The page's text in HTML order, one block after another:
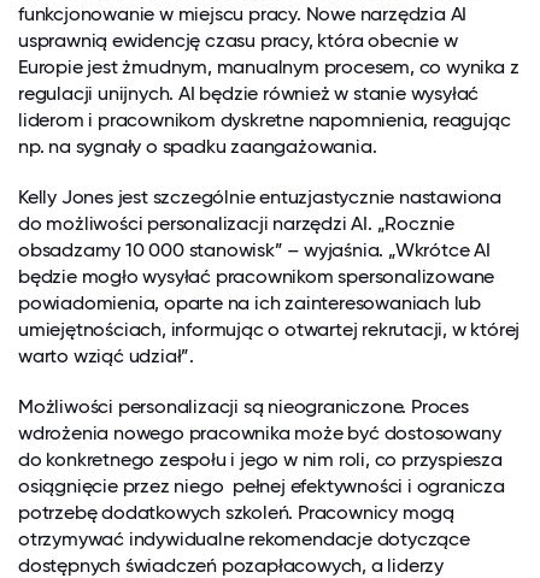
funkcjonowanie w miejscu pracy. Nowe narzędzia AI
usprawnią ewidencję czasu pracy, która obecnie w
Europie jest żmudnym, manualnym procesem, co wynika z
regulacji unijnych. AI będzie również w stanie wysyłać
liderom i pracownikom dyskretne napomnienia, reagując
np. na sygnały o spadku zaangażowania.
Kelly Jones jest szczególnie entuzjastycznie nastawiona
do możliwości personalizacji narzędzi AI. „Rocznie
obsadzamy 10 000 stanowisk” – wyjaśnia. „Wkrótce AI
będzie mogło wysyłać pracownikom spersonalizowane
powiadomienia, oparte na ich zainteresowaniach lub
umiejętnościach, informując o otwartej rekrutacji, w której
warto wziąć udział”.
Możliwości personalizacji są nieograniczone. Proces
wdrożenia nowego pracownika może być dostosowany
do konkretnego zespołu i jego w nim roli, co przyspiesza
osiągnięcie przez niego pełnej efektywności i ogranicza
potrzebę dodatkowych szkoleń. Pracownicy mogą
otrzymywać indywidualne rekomendacje dotyczące
dostępnych świadczeń pozapłacowych, a liderzy